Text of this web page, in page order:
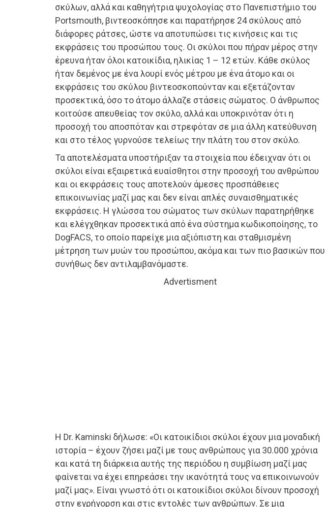
σκύλων, αλλά και καθηγήτρια ψυχολογίας στο Πανεπιστήμιο του
Portsmouth, βιντεοσκόπησε και παρατήρησε 24 σκύλους από
διάφορες ράτσες, ώστε να αποτυπώσει τις κινήσεις και τις
εκφράσεις του προσώπου τους. Οι σκύλοι που πήραν μέρος στην
έρευνα ήταν όλοι κατοικίδια, ηλικίας 1 – 12 ετών. Κάθε σκύλος
ήταν δεμένος με ένα λουρί ενός μέτρου με ένα άτομο και οι
εκφράσεις του σκύλου βιντεοσκοπούνταν και εξετάζονταν
προσεκτικά, όσο το άτομο άλλαζε στάσεις σώματος. Ο άνθρωπος
κοιτούσε απευθείας τον σκύλο, αλλά και υποκρινόταν ότι η
προσοχή του αποσπόταν και στρεφόταν σε μια άλλη κατεύθυνση
και στο τέλος γυρνούσε τελείως την πλάτη του στον σκύλο.
Τα αποτελέσματα υποστήριξαν τα στοιχεία που έδειχναν ότι οι
σκύλοι είναι εξαιρετικά ευαίσθητοι στην προσοχή του ανθρώπου
και οι εκφράσεις τους αποτελούν άμεσες προσπάθειες
επικοινωνίας μαζί μας και δεν είναι απλές συναισθηματικές
εκφράσεις. Η γλώσσα του σώματος των σκύλων παρατηρήθηκε
και ελέγχθηκαν προσεκτικά από ένα σύστημα κωδικοποίησης, το
DogFACS, το οποίο παρείχε μια αξιόπιστη και σταθμισμένη
μέτρηση των μυών του προσώπου, ακόμα και των πιο βασικών που
συνήθως δεν αντιλαμβανόμαστε.
Advertisment
Η Dr. Kaminski δήλωσε: «Οι κατοικίδιοι σκύλοι έχουν μια μοναδική
ιστορία – έχουν ζήσει μαζί με τους ανθρώπους για 30.000 χρόνια
και κατά τη διάρκεια αυτής της περιόδου η συμβίωση μαζί μας
φαίνεται να έχει επηρεάσει την ικανότητά τους να επικοινωνούν
μαζί μας». Είναι γνωστό ότι οι κατοικίδιοι σκύλοι δίνουν προσοχή
στην εγρήγορση και στις εντολές των ανθρώπων. Σε μια